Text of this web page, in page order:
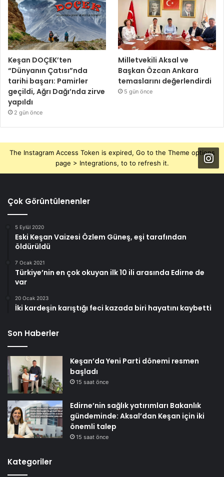
Keşan DOÇEK’ten
“Dünyanın Çatısı”nda
tarihi başarı: Pamirler
geçildi, Ağrı Dağı’nda zirve
yapıldı
2 gün önce
Milletvekili Aksal ve
Başkan Özcan Ankara
temaslarını değerlendirdi
5 gün önce
The Instagram Access Token is expired, Go to the Theme options
page > Integrations, to to refresh it.
Çok Görüntülenenler
5 Eylül 2020
Eski Keşan Vaizesi Özlem Güneş, eşi tarafından
öldürüldü
7 Ocak 2021
Türkiye’nin en çok okuyan ilk 10 ili arasında Edirne de
var
20 Ocak 2023
İki kardeşin karıştığı feci kazada biri hayatını kaybetti
Son Haberler
Keşan’da Yeni Parti dönemi resmen
başladı
15 saat önce
Edirne’nin sağlık yatırımları Bakanlık
gündeminde: Aksal’dan Keşan için iki
önemli talep
15 saat önce
Kategoriler